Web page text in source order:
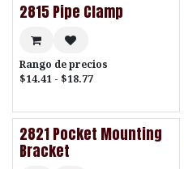
2815 Pipe Clamp
Rango de precios
$14.41 - $18.77
2821 Pocket Mounting
Bracket